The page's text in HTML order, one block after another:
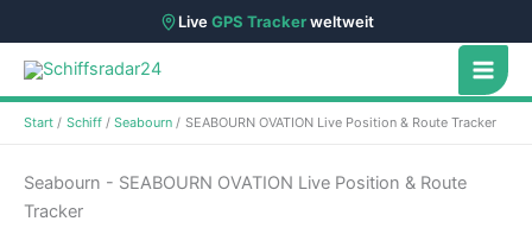
LiveGPS Trackerweltweit
Zum
Inhalt
springen
Start Schiff Seabourn SEABOURN OVATION Live Position & Route Tracker
Seabourn - SEABOURN OVATION Live Position & Route
Tracker